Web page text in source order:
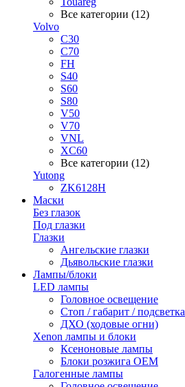
Все категории (12)
Volvo
C30
C70
FH
S40
S60
S80
V50
V70
VNL
XC60
Все категории (12)
Yutong
ZK6128H
Маски
Без глазок
Под глазки
Глазки
Ангельские глазки
Дьявольские глазки
Лампы/блоки
LED лампы
Головное освещение
Стоп / габарит / подсветка
ДХО (ходовые огни)
Xenon лампы и блоки
Ксеноновые лампы
Блоки розжига OEM
Галогенные лампы